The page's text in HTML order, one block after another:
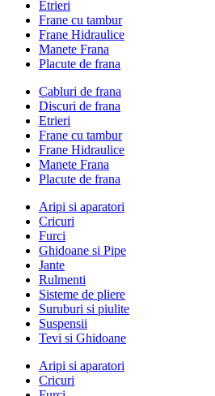
Etrieri
Frane cu tambur
Frane Hidraulice
Manete Frana
Placute de frana
Cabluri de frana
Discuri de frana
Etrieri
Frane cu tambur
Frane Hidraulice
Manete Frana
Placute de frana
Aripi si aparatori
Cricuri
Furci
Ghidoane si Pipe
Jante
Rulmenti
Sisteme de pliere
Suruburi si piulite
Suspensii
Tevi si Ghidoane
Aripi si aparatori
Cricuri